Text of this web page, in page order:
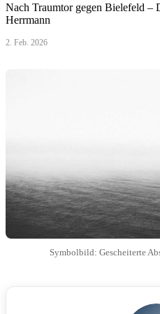
Nach Traumtor gegen Bielefeld –
Herrmann
2. Feb. 2026
Symbolbild: Gescheiterte